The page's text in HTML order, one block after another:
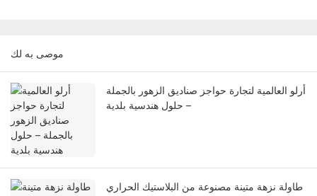
موصى به لك
أرلو العالمية لتجارة حواجز صناديق الزهور بالجملة
– حلول هندسية بلدية
طاولة نزهة متينة مصنوعة من البلاستيك الحراري